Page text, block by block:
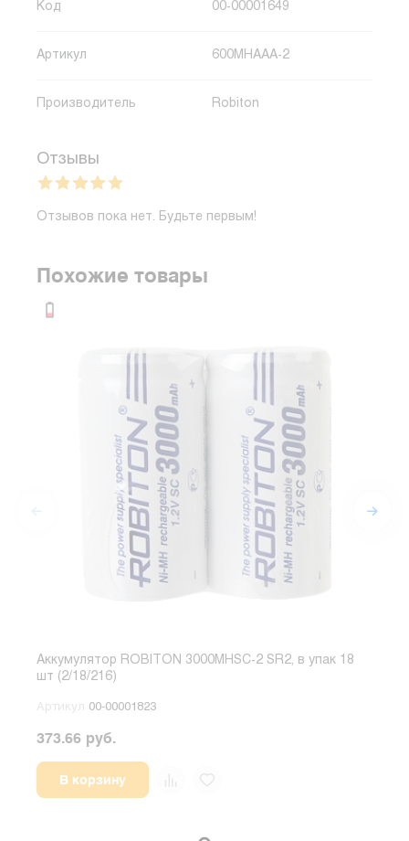
Код 00-00001649
Артикул 600MHAAA-2
Производитель Robiton
Отзывы
Отзывов пока нет. Будьте первым!
Похожие товары
Аккумулятор ROBITON 3000MHSC-2 SR2, в упак 18
шт (2/18/216)
Артикул 00-00001823
373.66 руб.
В корзину